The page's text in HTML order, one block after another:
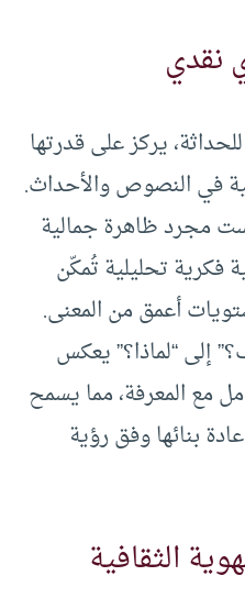
نقدي
يركز على قدرتها
في النصوص والأحداث.
مجرد ظاهرة جمالية
فكرية تحليلية تُمكّن
أعمق من المعنى.
إلى “لماذا؟” يعكس
مع المعرفة، مما يسمح
بنائها وفق رؤية
الثقافية